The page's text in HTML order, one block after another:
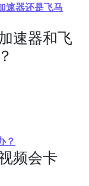
速器还是飞马
速器和飞
？
频会卡